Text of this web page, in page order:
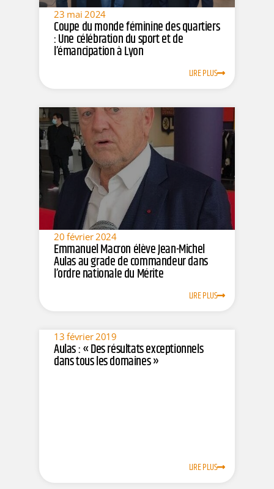
23 mai 2024
Coupe du monde féminine des quartiers
: Une célébration du sport et de
l’émancipation à Lyon
LIRE PLUS
20 février 2024
Emmanuel Macron élève Jean-Michel
Aulas au grade de commandeur dans
l’ordre nationale du Mérite
LIRE PLUS
13 février 2019
Aulas : « Des résultats exceptionnels
dans tous les domaines »
LIRE PLUS